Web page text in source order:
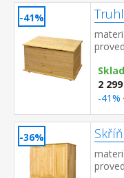
-41%
2
-41%
-36%